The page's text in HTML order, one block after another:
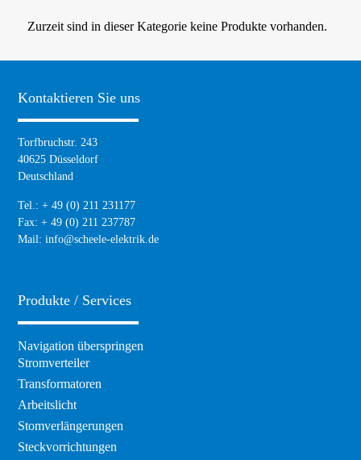
Zurzeit sind in dieser Kategorie keine Produkte vorhanden.
Kontaktieren Sie uns
Torfbruchstr. 243
40625 Düsseldorf
Deutschland
Tel.: + 49 (0) 211 231177
Fax: + 49 (0) 211 237787
Mail:info@scheele-elektrik.de
Produkte / Services
Navigation überspringen
Stromverteiler
Transformatoren
Arbeitslicht
Stomverlängerungen
Steckvorrichtungen